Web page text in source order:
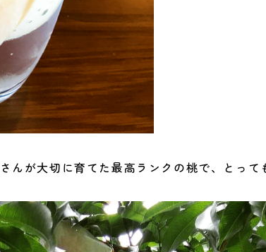
んが大切に育てた最高ランクの桃で、とって